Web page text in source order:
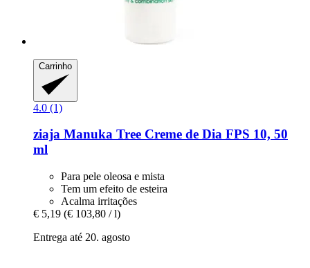
Carrinho
4.0 (1)
ziaja Manuka Tree Creme de Dia FPS 10, 50
ml
Para pele oleosa e mista
Tem um efeito de esteira
Acalma irritações
€ 5,19 (€ 103,80 / l)
Entrega até 20. agosto